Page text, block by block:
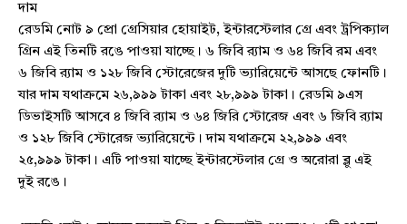
দাম
রেডমি নোট ৯ প্রো গ্রেসিয়ার হোয়াইট, ইন্টারস্টেলার গ্রে এবং ট্রপিক্যাল
গ্রিন এই তিনটি রঙে পাওয়া যাচ্ছে। ৬ জিবি র‌্যাম ও ৬৪ জিবি রম এবং
৬ জিবি র‌্যাম ও ১২৮ জিবি স্টোরেজের দুটি ভ্যারিয়েন্টে আসছে ফোনটি।
যার দাম যথাক্রমে ২৬,৯৯৯ টাকা এবং ২৮,৯৯৯ টাকা। রেডমি ৯এস
ডিভাইসটি আসবে ৪ জিবি র‌্যাম ও ৬৪ জিরি স্টোরেজ এবং ৬ জিবি র‌্যাম
ও ১২৮ জিবি স্টোরেজ ভ্যারিয়েন্টে। দাম যথাক্রমে ২২,৯৯৯ এবং
২৫,৯৯৯ টাকা। এটি পাওয়া যাচ্ছে ইন্টারস্টেলার গ্রে ও অরোরা ব্লু এই
দুই রঙে।